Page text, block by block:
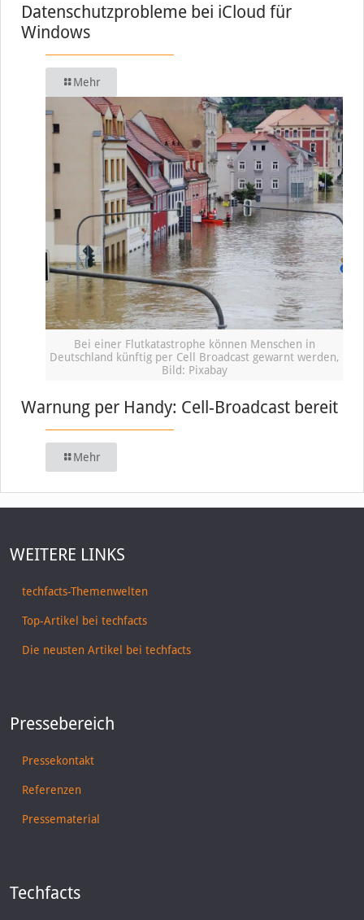
Datenschutzprobleme bei iCloud für
Windows
Mehr
Bei einer Flutkatastrophe können Menschen in
Deutschland künftig per Cell Broadcast gewarnt werden,
Bild: Pixabay
Warnung per Handy: Cell-Broadcast bereit
Mehr
WEITERE LINKS
techfacts-Themenwelten
Top-Artikel bei techfacts
Die neusten Artikel bei techfacts
Pressebereich
Pressekontakt
Referenzen
Pressematerial
Techfacts